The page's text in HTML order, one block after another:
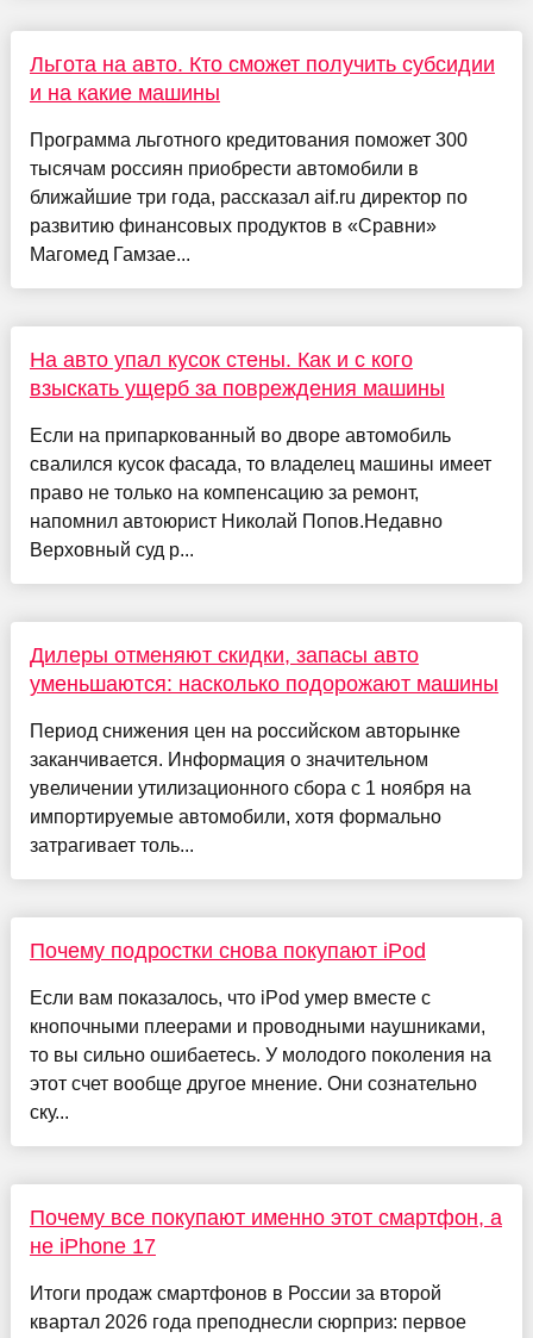
Льгота на авто. Кто сможет получить субсидии
и на какие машины
Программа льготного кредитования поможет 300
тысячам россиян приобрести автомобили в
ближайшие три года, рассказал aif.ru директор по
развитию финансовых продуктов в «Сравни»
Магомед Гамзае...
На авто упал кусок стены. Как и с кого
взыскать ущерб за повреждения машины
Если на припаркованный во дворе автомобиль
свалился кусок фасада, то владелец машины имеет
право не только на компенсацию за ремонт,
напомнил автоюрист Николай Попов.Недавно
Верховный суд р...
Дилеры отменяют скидки, запасы авто
уменьшаются: насколько подорожают машины
Период снижения цен на российском авторынке
заканчивается. Информация о значительном
увеличении утилизационного сбора с 1 ноября на
импортируемые автомобили, хотя формально
затрагивает толь...
Почему подростки снова покупают iPod
Если вам показалось, что iPod умер вместе с
кнопочными плеерами и проводными наушниками,
то вы сильно ошибаетесь. У молодого поколения на
этот счет вообще другое мнение. Они сознательно
ску...
Почему все покупают именно этот смартфон, а
не iPhone 17
Итоги продаж смартфонов в России за второй
квартал 2026 года преподнесли сюрприз: первое